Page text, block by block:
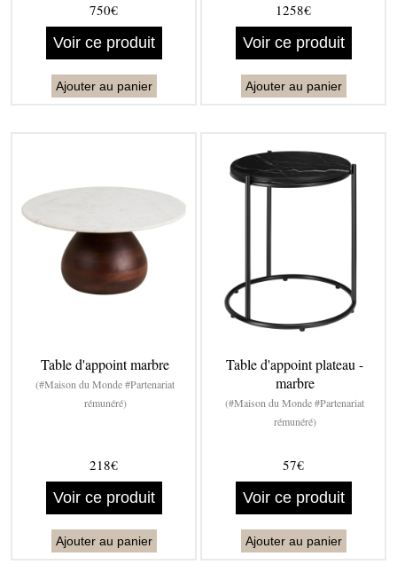
750€
Voir ce produit
Ajouter au panier
1258€
Voir ce produit
Ajouter au panier
Table d'appoint marbre
(#Maison du Monde #Partenariat
rémunéré)
218€
Voir ce produit
Ajouter au panier
Table d'appoint plateau -
marbre
(#Maison du Monde #Partenariat
rémunéré)
57€
Voir ce produit
Ajouter au panier